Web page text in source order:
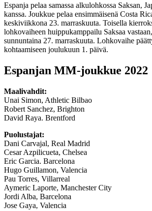
Espanja pelaa samassa alkulohkossa Saksan,
kanssa. Joukkue pelaa ensimmäisenä Costa
keskiviikkona 23. marraskuuta. Toisella
lohkovaiheen huippukamppailu Saksaa
sunnuntaina 27. marraskuuta. Lohkovaihe
kohtaamiseen joulukuun 1. päivä.
Espanjan MM-joukkue 2022
Maalivahdit:
Unai Simon, Athletic Bilbao
Robert Sanchez, Brighton
David Raya. Brentford
Puolustajat:
Dani Carvajal, Real Madrid
Cesar Azpilicueta, Chelsea
Eric Garcia. Barcelona
Hugo Guillamon, Valencia
Pau Torres, Villarreal
Aymeric Laporte, Manchester City
Jordi Alba, Barcelona
Jose Gaya, Valencia